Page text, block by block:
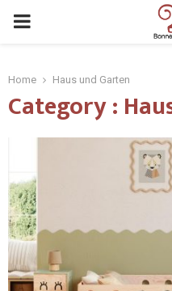
Home Haus und Garten
Category :